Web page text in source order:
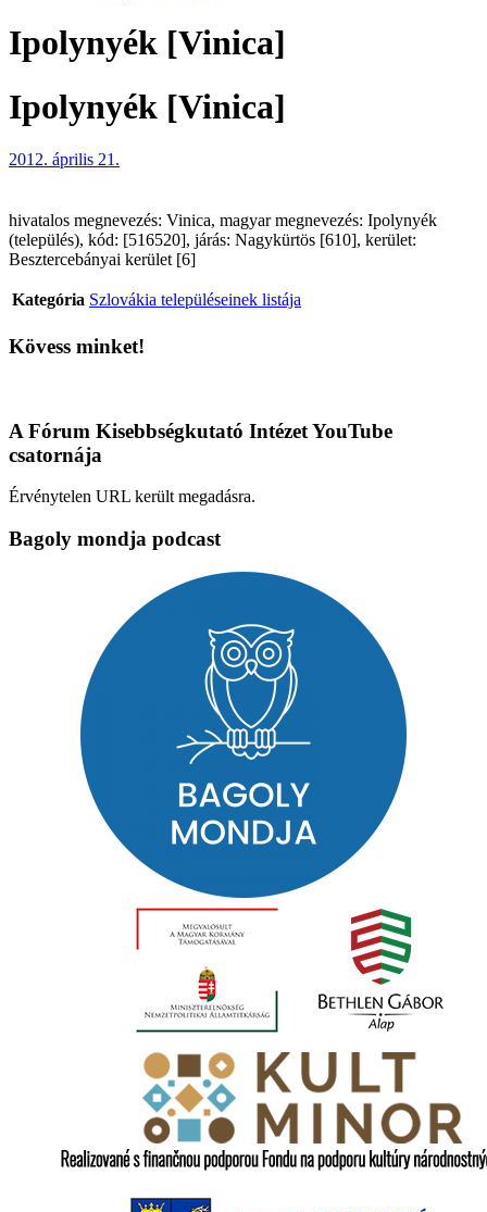
Ipolynyék [Vinica]
Ipolynyék [Vinica]
2012. április 21.
hivatalos megnevezés: Vinica, magyar megnevezés: Ipolynyék
(település), kód: [516520], járás: Nagykürtös [610], kerület:
Besztercebányai kerület [6]
Kategória Szlovákia településeinek listája
Kövess minket!
A Fórum Kisebbségkutató Intézet YouTube
csatornája
Érvénytelen URL került megadásra.
Bagoly mondja podcast